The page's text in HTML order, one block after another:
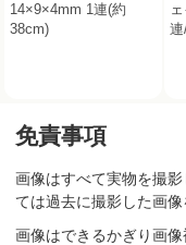
14×9×4mm 1連(約
38cm)
免責事項
画像はすべて実物を撮
ては過去に撮影した画像
画像はできるかぎり画